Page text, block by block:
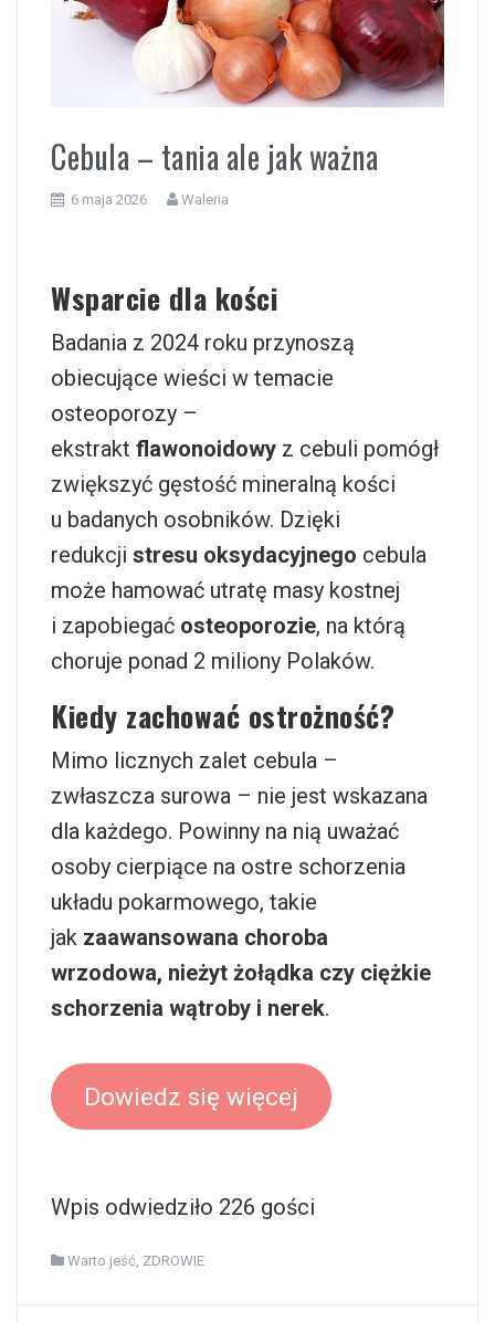
Cebula – tania ale jak ważna
6 maja 2026 Waleria
Wsparcie dla kości
Badania z 2024 roku przynoszą
obiecujące wieści w temacie
osteoporozy –
ekstrakt flawonoidowy z cebuli pomógł
zwiększyć gęstość mineralną kości
u badanych osobników. Dzięki
redukcji stresu oksydacyjnego cebula
może hamować utratę masy kostnej
i zapobiegać osteoporozie, na którą
choruje ponad 2 miliony Polaków.
Kiedy zachować ostrożność?
Mimo licznych zalet cebula –
zwłaszcza surowa – nie jest wskazana
dla każdego. Powinny na nią uważać
osoby cierpiące na ostre schorzenia
układu pokarmowego, takie
jak zaawansowana choroba
wrzodowa, nieżyt żołądka czy ciężkie
schorzenia wątroby i nerek.
Dowiedz się więcej
Wpis odwiedziło 226 gości
Warto jeść ZDROWIE